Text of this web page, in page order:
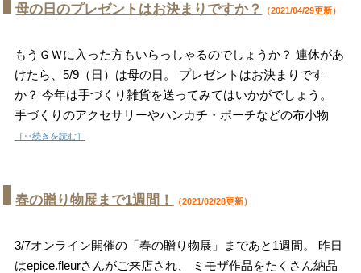
母の日のプレゼントはお決まりですか？ （2021/04/29更新）
もうＧＷに入った方もいらっしゃるのでしょうか？ 連休があ
けたら、5/9（日）は母の日。 プレゼントはお決まりです
か？ 今年は手づくり雑貨を送ってみてはいかがでしょう。
手づくりのアクセサリーやハンカチ・ポーチなどの布小物
［‥続きを読む］
春の贈り物展まで1週間！ （2021/02/28更新）
3/7オンライン開催の「春の贈り物展」まであと1週間。 昨日
はepice.fleurさんがご来店され、 ミモザ作品をたくさん納品